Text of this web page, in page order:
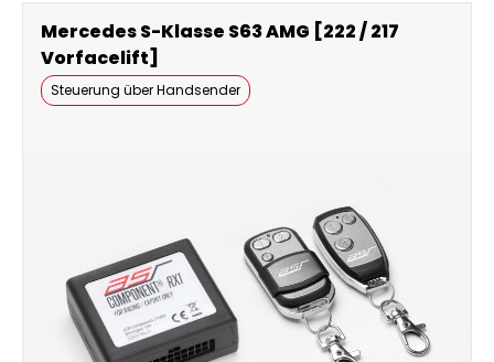
Mercedes S-Klasse S63 AMG [222 / 217
Vorfacelift]
Steuerung über Handsender